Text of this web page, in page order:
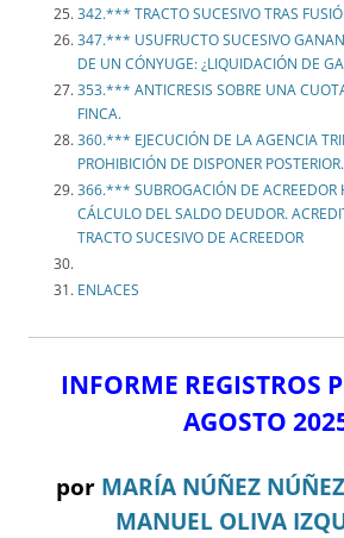
342.*** TRACTO SUCESIVO TRAS
347.*** USUFRUCTO SUCESIVO
DE UN CÓNYUGE: ¿LIQUIDACIÓN DE
353.*** ANTICRESIS SOBRE UNA
FINCA.
360.*** EJECUCIÓN DE LA AGENCIA
PROHIBICIÓN DE DISPONER POSTERIOR.
366.*** SUBROGACIÓN DE ACREEDOR
CÁLCULO DEL SALDO DEUDOR.
TRACTO SUCESIVO DE ACREEDOR
ENLACES
INFORME REGISTROS
AGOSTO
por MARÍA NÚÑEZ NÚÑEZ
MANUEL OLIVA